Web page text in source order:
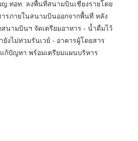
ญ.ทอท. ลงพื้นที่สนามบินเชียงรายโดย
ารภายในสนามบินออกจากพื้นที่ หลัง
สนามบินฯ จัดเตรียมอาหาร - น้ำดื่มไว้
งไม่ท่วมรันเวย์ - อาคารผู้โดยสาร
ก้ปัญหา พร้อมเตรียมแผนบริหาร